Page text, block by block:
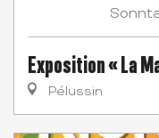
Exposition « La
Pélussin